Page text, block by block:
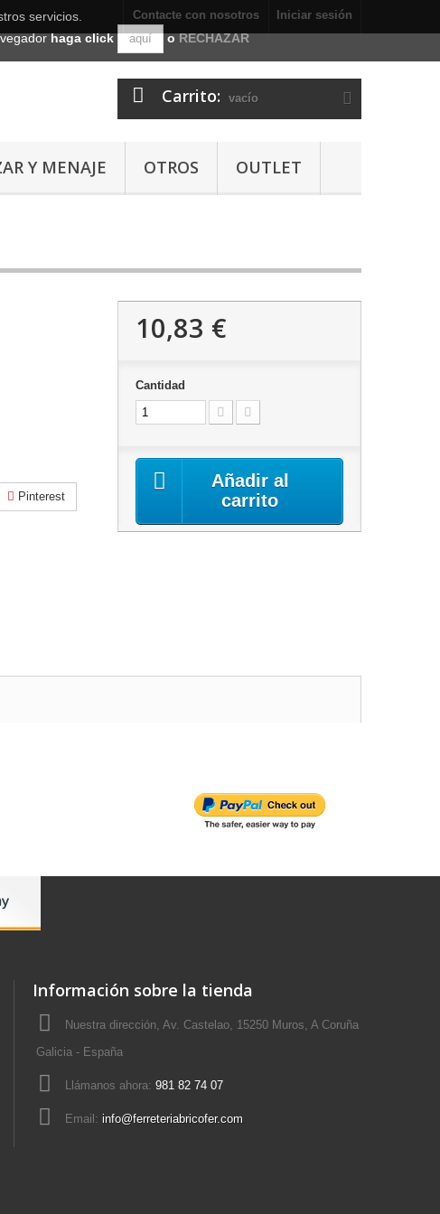
Iniciar sesión
Contacte con nosotros
Carrito: vacío
Y MENAJE OTROS OUTLET
Pinterest
10,83 €
Cantidad
Añadir al
carrito
Información sobre la tienda
Nuestra dirección, Av. Castelao, 15250 Muros, A Coruña
Galicia - España
Llámanos ahora: 981 82 74 07
Email: info@ferreteriabricofer.com
servicios.
haga click aquí oRECHAZAR